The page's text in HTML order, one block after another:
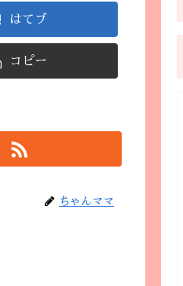
はてブ
コピー
ちゃんママ